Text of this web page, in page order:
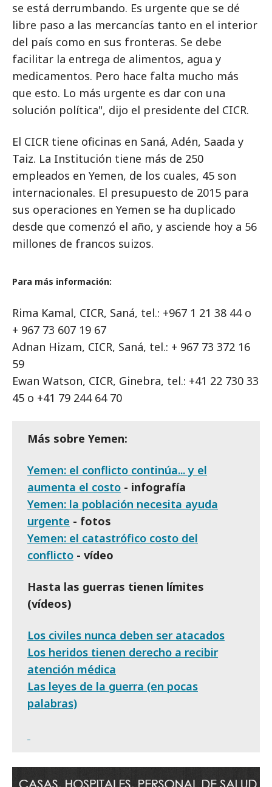
se está derrumbando. Es urgente que se dé
libre paso a las mercancías tanto en el interior
del país como en sus fronteras. Se debe
facilitar la entrega de alimentos, agua y
medicamentos. Pero hace falta mucho más
que esto. Lo más urgente es dar con una
solución política", dijo el presidente del CICR.
El CICR tiene oficinas en Saná, Adén, Saada y
Taiz. La Institución tiene más de 250
empleados en Yemen, de los cuales, 45 son
internacionales. El presupuesto de 2015 para
sus operaciones en Yemen se ha duplicado
desde que comenzó el año, y asciende hoy a 56
millones de francos suizos.
Para más información:
Rima Kamal, CICR, Saná, tel.: +967 1 21 38 44 o
+ 967 73 607 19 67
Adnan Hizam, CICR, Saná, tel.: + 967 73 372 16
59
Ewan Watson, CICR, Ginebra, tel.: +41 22 730 33
45 o +41 79 244 64 70
Más sobre Yemen:
Yemen: el conflicto continúa... y el
aumenta el costo - infografía
Yemen: la población necesita ayuda
urgente - fotos
Yemen: el catastrófico costo del
conflicto - vídeo
Hasta las guerras tienen límites
(vídeos)
Los civiles nunca deben ser atacados
Los heridos tienen derecho a recibir
atención médica
Las leyes de la guerra (en pocas
palabras)